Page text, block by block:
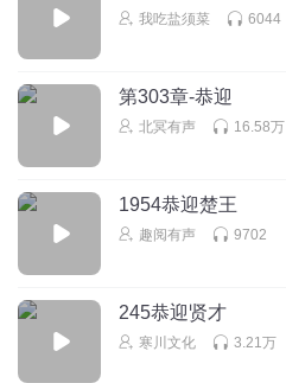
我吃盐须菜 6044
第303章-恭迎
北冥有声 16.58万
1954恭迎楚王
趣阅有声 9702
245恭迎贤才
寒川文化 3.21万